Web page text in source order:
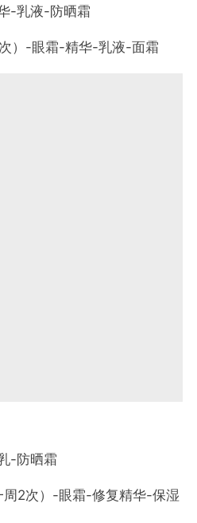
-乳液-防晒霜
）-眼霜-精华-乳液-面霜
-防晒霜
周2次）-眼霜-修复精华-保湿